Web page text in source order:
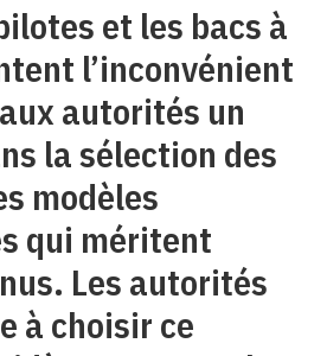
et les bacs à
l’inconvénient
autorités un
la sélection des
modèles
qui méritent
Les autorités
à choisir ce